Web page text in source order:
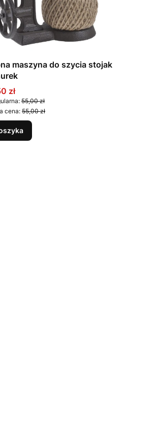
maszyna do szycia stojak
promocyjna
zł
55,00 zł
cena:55,00 zł